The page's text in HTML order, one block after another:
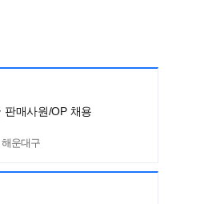
판매사원/OP 채용
운대구